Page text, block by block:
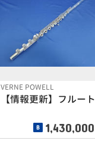
VERNE POWELL
【情報更新】フルート
1,430,000